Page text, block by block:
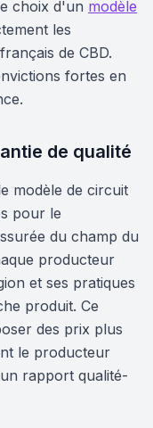
choix d'un modèle
les
de CBD.
fortes en
de qualité
modèle de circuit
pour le
du champ du
producteur
et ses pratiques
produit. Ce
des prix plus
le producteur
rapport qualité-